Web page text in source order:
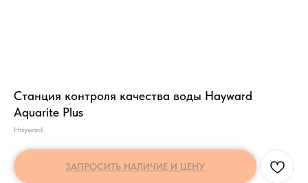
Станция контроля качества воды Hayward
Aquarite Plus
Hayward
ЗАПРОСИТЬ НАЛИЧИЕ И ЦЕНУ